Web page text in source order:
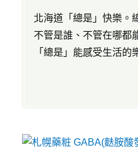
北海道「總是」快樂。
不管是誰、不管在哪都
「總是」能感受生活的